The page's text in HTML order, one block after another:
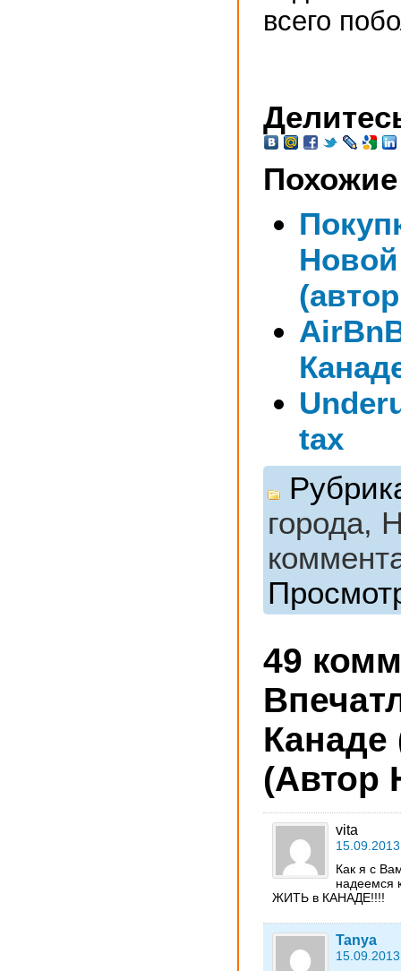
всего
tax
города,
49
Канаде
(Автор
vita
Как я с
надеемся
ЖИТЬ в КАНАДЕ!!!!
Tanya